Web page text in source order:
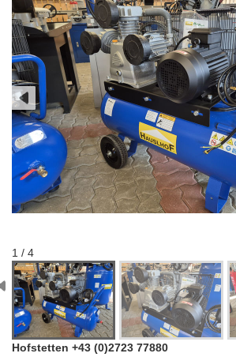
1 / 4
Hofstetten +43 (0)2723 77880